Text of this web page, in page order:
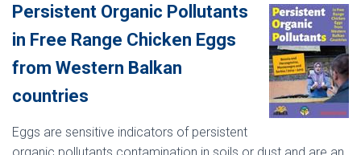
Persistent Organic Pollutants
in Free Range Chicken Eggs
from Western Balkan
countries
Eggs are sensitive indicators of persistent